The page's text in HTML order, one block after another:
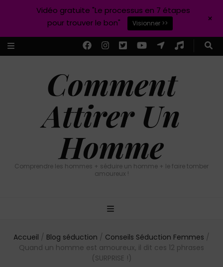
Comment
Attirer Un
Homme
Comprendre les hommes + séduire un homme + le faire tomber
amoureux !
Accueil / Blog séduction / Conseils Séduction Femmes /
Quand un homme est amoureux, il dit ces 12 phrases
(SURPRISE !)
Vidéo gratuite "Le processus en 7 étapes
pour trouver le bon"
Visionner >> +